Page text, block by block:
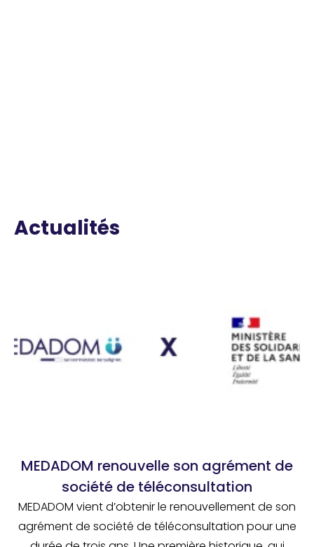
Actualités
MEDADOM renouvelle son agrément de
société de téléconsultation
MEDADOM vient d’obtenir le renouvellement de son
agrément de société de téléconsultation pour une